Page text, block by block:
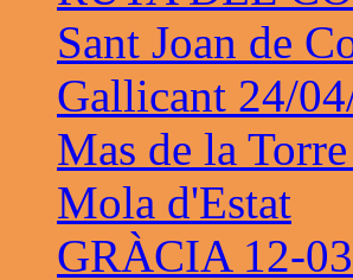
Sant Joan de
Gallicant 24/
Mas de la
Mola d'Estat
GRÀCIA 12-